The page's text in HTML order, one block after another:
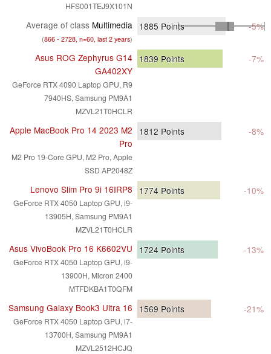
HFS001TEJ9X101N
Average of class Multimedia
(866 - 2728, n=60, last 2 years)
1885 Points -5%
Asus ROG Zephyrus G14
GA402XY
GeForce RTX 4090 Laptop GPU, R9
7940HS, Samsung PM9A1
MZVL21T0HCLR
1839 Points -7%
Apple MacBook Pro 14 2023 M2
Pro
M2 Pro 19-Core GPU, M2 Pro, Apple
SSD AP2048Z
1812 Points -8%
Lenovo Slim Pro 9i 16IRP8
GeForce RTX 4050 Laptop GPU, i9-
13905H, Samsung PM9A1
MZVL21T0HCLR
1774 Points -10%
Asus VivoBook Pro 16 K6602VU
GeForce RTX 4050 Laptop GPU, i9-
13900H, Micron 2400
MTFDKBA1T0QFM
1724 Points -13%
Samsung Galaxy Book3 Ultra 16
GeForce RTX 4050 Laptop GPU, i7-
13700H, Samsung PM9A1
MZVL2512HCJQ
1569 Points -21%